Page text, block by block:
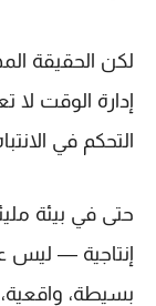
لكن الحقيقة
إدارة الوقت لا
التحكم في
حتى في بيئة
إنتاجية — ليس
بسيطة، واقعية،